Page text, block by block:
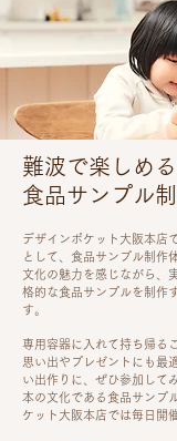
難波で楽しめる
食品サンプル
デザインポケット大阪本店
として、食品サンプル制作
文化の魅力を感じながら、
格的な食品サンプルを制作
す。
専用容器に入れて持ち帰る
思い出やプレゼントにも最
い出作りに、ぜひ参加して
本の文化である食品サンプ
ケット大阪本店では毎日開